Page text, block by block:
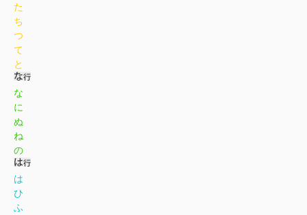
た
ち
つ
て
と
な
に
ぬ
ね
の
は
ひ
ふ